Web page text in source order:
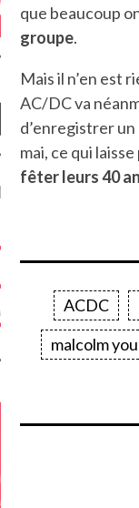
CRITIQUES
– HEL...
que beaucoup
groupe.
Mais il n’en est
AC/DC va
d’enregistrer un
mai, ce qui
fêter leurs 40
ACDC
malcolm